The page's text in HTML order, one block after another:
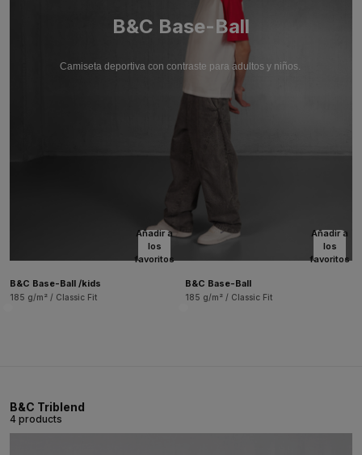
B&C Base-Ball
Camiseta deportiva con contraste para adultos y niños.
Añadir a
los
favoritos
B&C Base-Ball /kids
185 g/m² / Classic Fit
Añadir a
los
favoritos
B&C Base-Ball
185 g/m² / Classic Fit
B&C Triblend
4 products